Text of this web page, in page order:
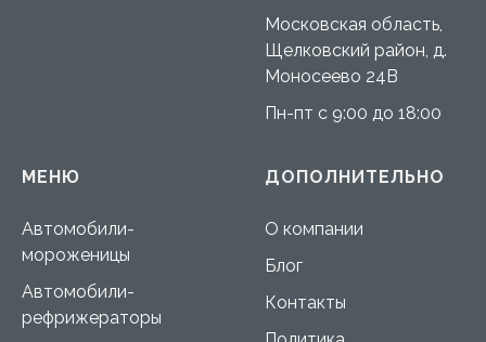
Московская область,
Щелковский район, д.
Моносеево 24В
Пн-пт с 9:00 до 18:00
МЕНЮ
Автомобили-
мороженицы
Автомобили-
рефрижераторы
ДОПОЛНИТЕЛЬНО
О компании
Блог
Контакты